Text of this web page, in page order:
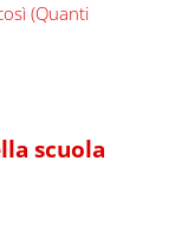
(Quanti
scuola